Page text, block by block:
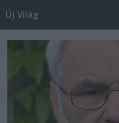
Új Világ